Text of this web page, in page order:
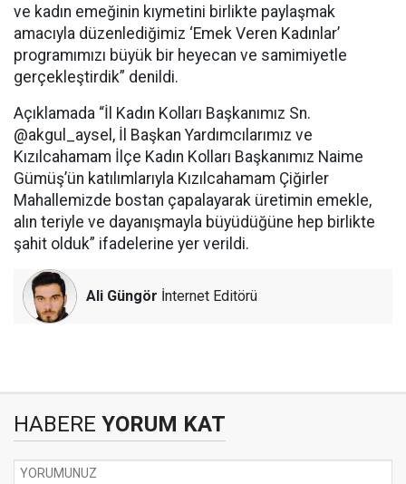
ve kadın emeğinin kıymetini birlikte paylaşmak
amacıyla düzenlediğimiz ‘Emek Veren Kadınlar’
programımızı büyük bir heyecan ve samimiyetle
gerçekleştirdik” denildi.
Açıklamada “İl Kadın Kolları Başkanımız Sn.
@akgul_aysel, İl Başkan Yardımcılarımız ve
Kızılcahamam İlçe Kadın Kolları Başkanımız Naime
Gümüş’ün katılımlarıyla Kızılcahamam Çiğirler
Mahallemizde bostan çapalayarak üretimin emekle,
alın teriyle ve dayanışmayla büyüdüğüne hep birlikte
şahit olduk” ifadelerine yer verildi.
Ali Güngör İnternet Editörü
HABERE YORUM KAT